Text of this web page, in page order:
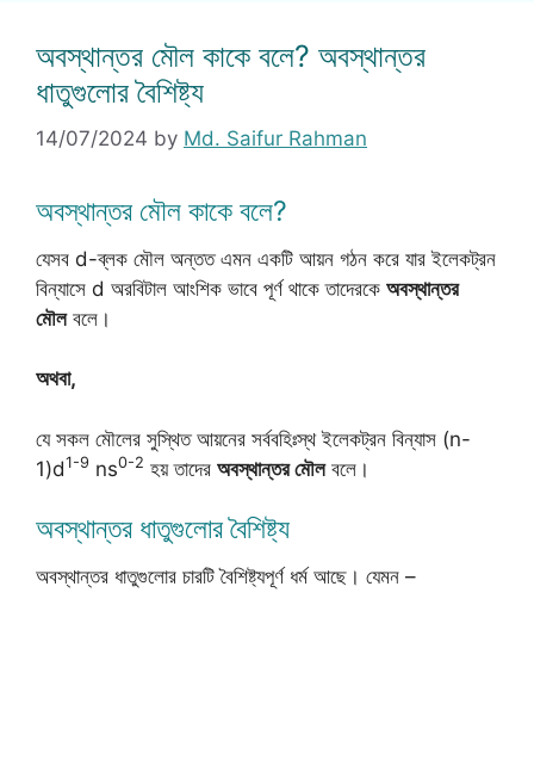
অবস্থান্তর মৌল কাকে বলে? অবস্থান্তর
ধাতুগুলোর বৈশিষ্ট্য
14/07/2024 by Md. Saifur Rahman
অবস্থান্তর মৌল কাকে বলে?
যেসব d-ব্লক মৌল অন্তত এমন একটি আয়ন গঠন করে যার ইলেকট্রন
বিন্যাসে d অরবিটাল আংশিক ভাবে পূর্ণ থাকে তাদেরকে অবস্থান্তর
মৌলবলে।
অথবা,
যে সকল মৌলের সুস্থিত আয়নের সর্ববহিঃস্থ ইলেকট্রন বিন্যাস (n-
1)d1-9 ns0-2 হয় তাদের অবস্থান্তর মৌলবলে।
অবস্থান্তর ধাতুগুলোর বৈশিষ্ট্য
অবস্থান্তর ধাতুগুলোর চারটি বৈশিষ্ট্যপূর্ণ ধর্ম আছে। যেমন –